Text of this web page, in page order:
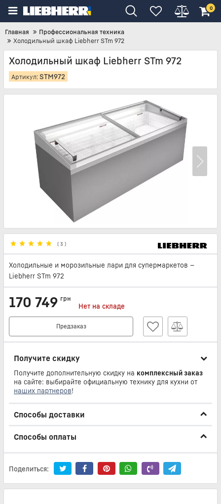
0
Главная
Профессиональная техника
Холодильный шкаф Liebherr STm 972
Холодильный шкаф Liebherr STm 972
Артикул:STM972
( 3 )
Холодильные и морозильные лари для супермаркетов —
Liebherr STm 972
170 749 грн
Нет на складе
Предзаказ
Получите скидку
Получите дополнительную скидку на комплексный заказ
на сайте: выбирайте официальную технику для кухни от
наших партнеров!
Способы доставки
Способы оплаты
Поделиться: